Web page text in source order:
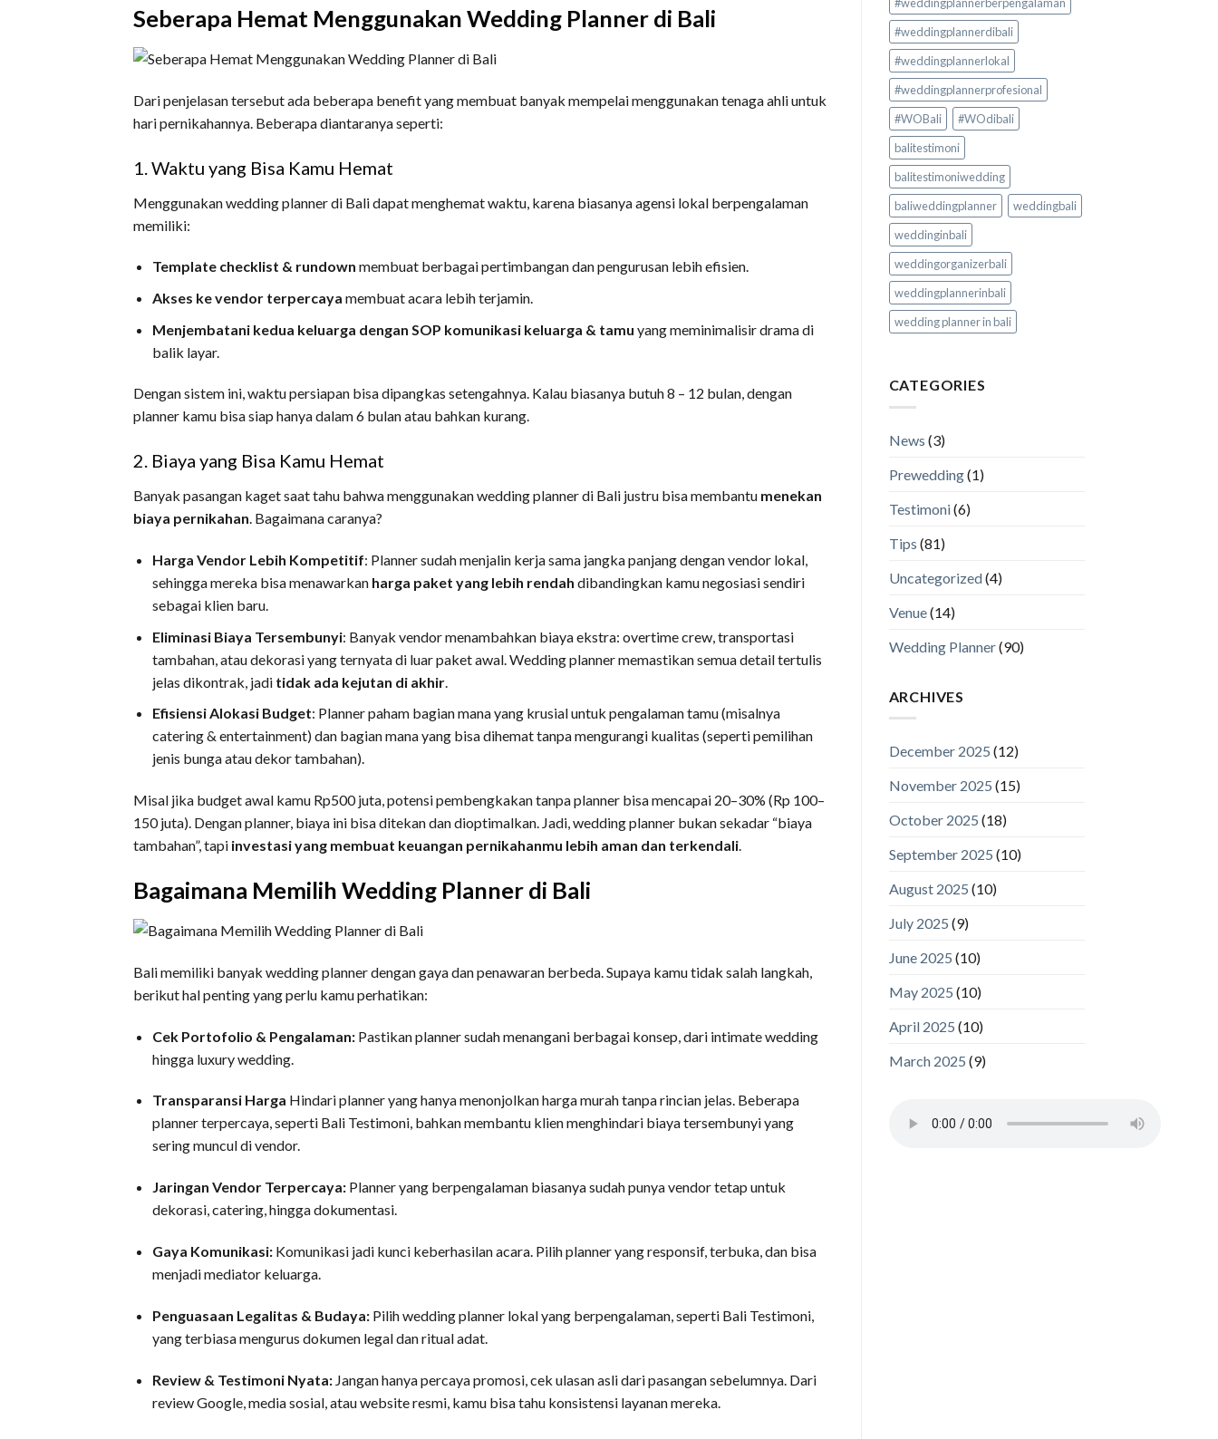
Seberapa Hemat Menggunakan Wedding Planner di Bali
Dari penjelasan tersebut ada beberapa benefit yang membuat banyak mempelai menggunakan tenaga ahli untuk
hari pernikahannya. Beberapa diantaranya seperti:
1. Waktu yang Bisa Kamu Hemat
Menggunakan wedding planner di Bali dapat menghemat waktu, karena biasanya agensi lokal berpengalaman
memiliki:
Template checklist & rundown membuat berbagai pertimbangan dan pengurusan lebih efisien.
Akses ke vendor terpercaya membuat acara lebih terjamin.
Menjembatani kedua keluarga dengan SOP komunikasi keluarga & tamu yang meminimalisir drama di
balik layar.
Dengan sistem ini, waktu persiapan bisa dipangkas setengahnya. Kalau biasanya butuh 8 – 12 bulan, dengan
planner kamu bisa siap hanya dalam 6 bulan atau bahkan kurang.
2. Biaya yang Bisa Kamu Hemat
Banyak pasangan kaget saat tahu bahwa menggunakan wedding planner di Bali justru bisa membantu menekan
biaya pernikahan. Bagaimana caranya?
Harga Vendor Lebih Kompetitif: Planner sudah menjalin kerja sama jangka panjang dengan vendor lokal,
sehingga mereka bisa menawarkan harga paket yang lebih rendah dibandingkan kamu negosiasi sendiri
sebagai klien baru.
Eliminasi Biaya Tersembunyi: Banyak vendor menambahkan biaya ekstra: overtime crew, transportasi
tambahan, atau dekorasi yang ternyata di luar paket awal. Wedding planner memastikan semua detail tertulis
jelas dikontrak, jadi tidak ada kejutan di akhir.
Efisiensi Alokasi Budget: Planner paham bagian mana yang krusial untuk pengalaman tamu (misalnya
catering & entertainment) dan bagian mana yang bisa dihemat tanpa mengurangi kualitas (seperti pemilihan
jenis bunga atau dekor tambahan).
Misal jika budget awal kamu Rp500 juta, potensi pembengkakan tanpa planner bisa mencapai 20–30% (Rp 100–
150 juta). Dengan planner, biaya ini bisa ditekan dan dioptimalkan. Jadi, wedding planner bukan sekadar “biaya
tambahan”, tapi investasi yang membuat keuangan pernikahanmu lebih aman dan terkendali.
Bagaimana Memilih Wedding Planner di Bali
Bali memiliki banyak wedding planner dengan gaya dan penawaran berbeda. Supaya kamu tidak salah langkah,
berikut hal penting yang perlu kamu perhatikan:
Cek Portofolio & Pengalaman: Pastikan planner sudah menangani berbagai konsep, dari intimate wedding
hingga luxury wedding.
Transparansi Harga Hindari planner yang hanya menonjolkan harga murah tanpa rincian jelas. Beberapa
planner terpercaya, seperti Bali Testimoni, bahkan membantu klien menghindari biaya tersembunyi yang
sering muncul di vendor.
Jaringan Vendor Terpercaya: Planner yang berpengalaman biasanya sudah punya vendor tetap untuk
dekorasi, catering, hingga dokumentasi.
Gaya Komunikasi: Komunikasi jadi kunci keberhasilan acara. Pilih planner yang responsif, terbuka, dan bisa
menjadi mediator keluarga.
Penguasaan Legalitas & Budaya: Pilihwedding planner lokal yang berpengalaman, seperti Bali Testimoni,
yang terbiasa mengurus dokumen legal dan ritual adat.
Review & Testimoni Nyata: Jangan hanya percaya promosi, cek ulasan asli dari pasangan sebelumnya. Dari
review Google, media sosial, atau website resmi, kamu bisa tahu konsistensi layanan mereka.
#weddingplannerdibali
#weddingplannerlokal
#weddingplannerprofesional
#WOBali
#WOdibali
balitestimoni
balitestimoniwedding
baliweddingplanner
weddingbali
weddinginbali
weddingorganizerbali
weddingplannerinbali
wedding planner in bali
CATEGORIES
News (3)
Prewedding(1)
Testimoni(6)
Tips (81)
Uncategorized(4)
Venue(14)
Wedding Planner(90)
ARCHIVES
December 2025 (12)
November 2025 (15)
October 2025 (18)
September 2025 (10)
August 2025 (10)
July 2025 (9)
June 2025 (10)
May 2025 (10)
April 2025 (10)
March 2025 (9)